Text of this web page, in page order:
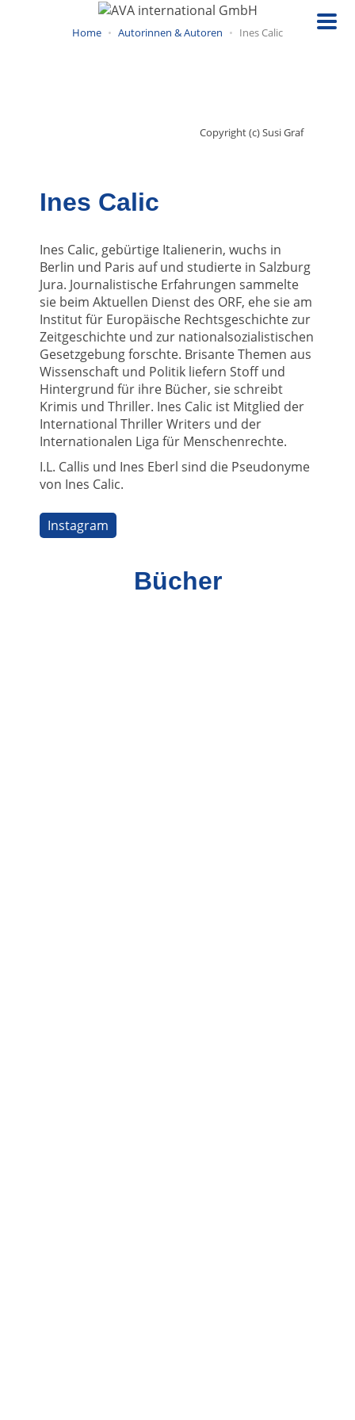
Home Autorinnen & Autoren Ines Calic
Copyright (c) Susi Graf
Ines Calic
Ines Calic, gebürtige Italienerin, wuchs in
Berlin und Paris auf und studierte in Salzburg
Jura. Journalistische Erfahrungen sammelte
sie beim Aktuellen Dienst des ORF, ehe sie am
Institut für Europäische Rechtsgeschichte zur
Zeitgeschichte und zur nationalsozialistischen
Gesetzgebung forschte. Brisante Themen aus
Wissenschaft und Politik liefern Stoff und
Hintergrund für ihre Bücher, sie schreibt
Krimis und Thriller. Ines Calic ist Mitglied der
International Thriller Writers und der
Internationalen Liga für Menschenrechte.
I.L. Callis und Ines Eberl sind die Pseudonyme
von Ines Calic.
Instagram
Bücher